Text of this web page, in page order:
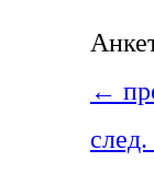
←